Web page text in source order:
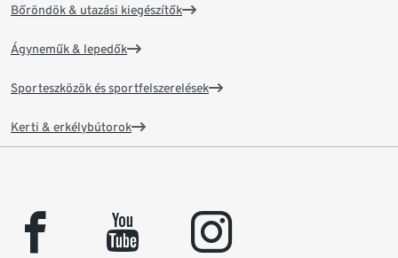
Bőröndök & utazási kiegészítők
Ágyneműk & lepedők
Sporteszközök és sportfelszerelések
Kerti & erkélybútorok
facebook youtube instagram